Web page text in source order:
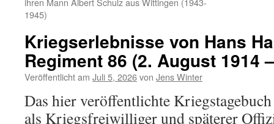
1945)
Kriegserlebnisse von Hans
Regiment 86 (2. August 1914
Veröffentlicht am Juli 5, 2026von Jens Winter
Das hier veröffentlichte
als Kriegsfreiwilliger und späterer